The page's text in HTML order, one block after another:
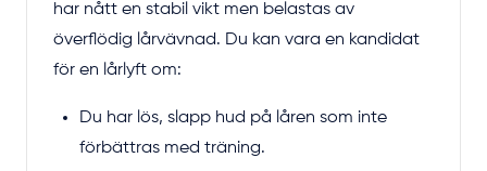
har nått en stabil vikt men belastas av
överflödig lårvävnad. Du kan vara en kandidat
för en lårlyft om:
Du har lös, slapp hud på låren som inte
förbättras med träning.